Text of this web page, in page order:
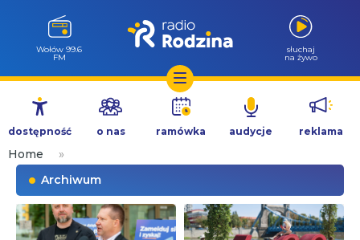
Przejdź
treści
Wołów 99.6
FM
słuchaj
na żywo
dostępność o nas ramówka audycje reklama
Home
»
Archiwum